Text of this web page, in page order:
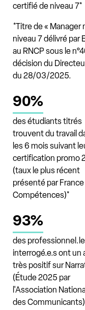
certifié de niveau 7*
*Titre de «
niveau 7 délivré par
au RNCP sous le
décision du
du 28/03/2025.
90%
des étudiants titrés
trouvent du travail
les 6 mois suivant
certification promo
(taux le plus récent
présenté par France
Compétences)*
93%
des
interrogé.e.s ont un
très positif sur
(Étude 2025 par
l'Association
des Communicants)